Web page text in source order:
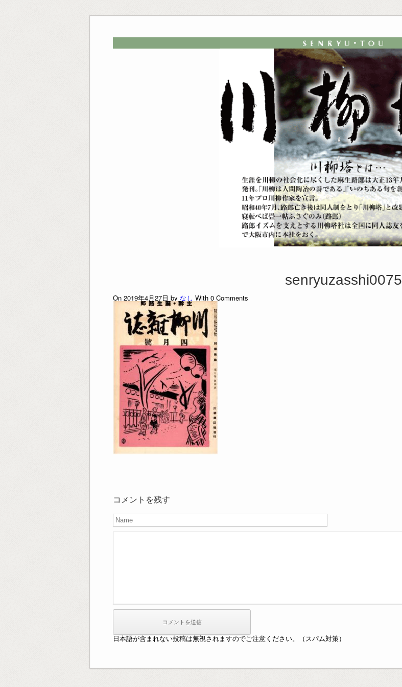
senryuzasshi0075
On 2019年4月27日 by なし With 0Comments
コメントを残す
日本語が含まれない投稿は無視されますのでご注意ください。（スパム対策）